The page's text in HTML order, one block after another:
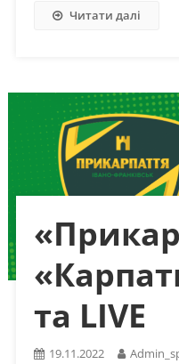
Читати далі
та LIVE
19.11.2022